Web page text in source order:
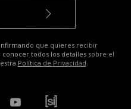
que quieres recibir
conocer todos los detalles sobre el
Política de Privacidad.